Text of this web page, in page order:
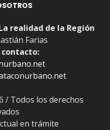
realidad de la Región
Farias
/ Todos los derechos
en trámite